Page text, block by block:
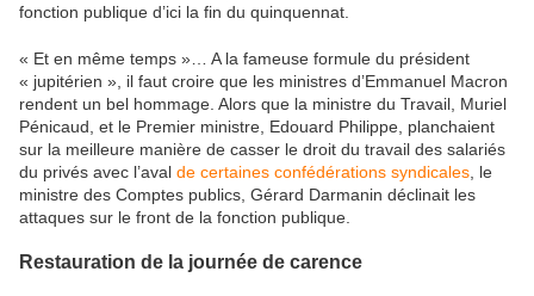
fonction publique d’ici la fin du quinquennat.
« Et en même temps »… A la fameuse formule du président
« jupitérien », il faut croire que les ministres d’Emmanuel Macron
rendent un bel hommage. Alors que la ministre du Travail, Muriel
Pénicaud, et le Premier ministre, Edouard Philippe, planchaient
sur la meilleure manière de casser le droit du travail des salariés
du privés avec l’aval de certaines confédérations syndicales , le
ministre des Comptes publics, Gérard Darmanin déclinait les
attaques sur le front de la fonction publique.
Restauration de la journée de carence